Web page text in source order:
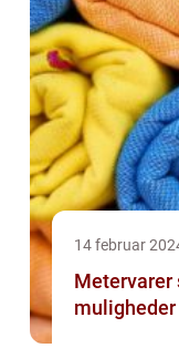
14 februar
Metervarer